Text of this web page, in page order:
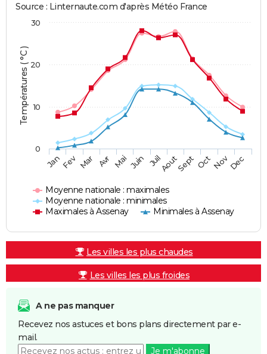
Températures ( °C )
Source : Linternaute.com d'après Météo France
Moyenne nationale : maximales
Moyenne nationale : minimales
Maximales à Assenay
Minimales à Assenay
JanFev Mar Avr Mai Juin JuilAoutSept OctNovDec
0
10
20
30
Les villes les plus chaudes
Les villes les plus froides
A ne pas manquer
Recevez nos astuces et bons plans directement par e-
mail.
Je m'abonne